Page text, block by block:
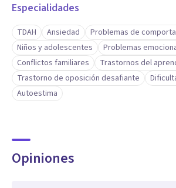
Especialidades
TDAH Ansiedad
Problemas de
Niños y adolescentes
Problemas
Conflictos familiares
Trastornos del
Trastorno de oposición desafiante
Autoestima
Opiniones